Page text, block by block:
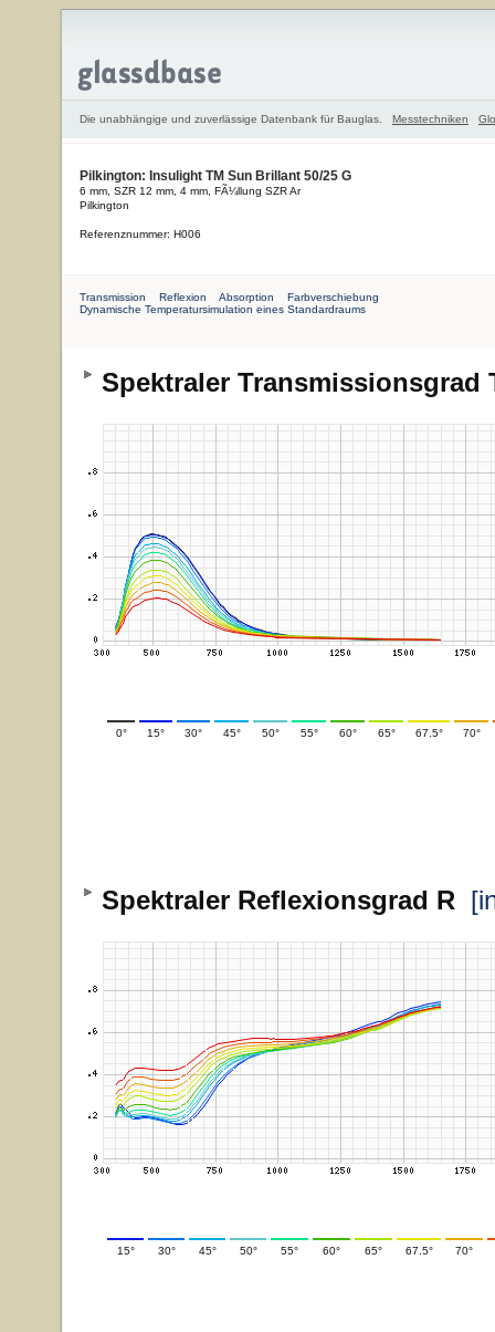
Die unabhängige und zuverlässige Datenbank für Bauglas. Messtechniken
Pilkington: Insulight TM Sun Brillant 50/25 G
6 mm, SZR 12 mm, 4 mm, FÃ¼llung SZR Ar
Pilkington
Referenznummer: H006
Transmission Reflexion Absorption
Farbverschiebung
Dynamische Temperatursimulation eines Standardraums
Spektraler
0° 15° 30° 45° 50° 55° 60° 65° 67.5° 70°
Spektraler Reflexionsgrad R
15° 30° 45° 50° 55° 60° 65° 67.5° 70°